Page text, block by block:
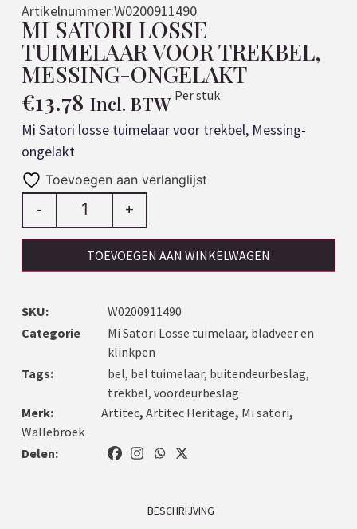
Artikelnummer:W0200911490
MI SATORI LOSSE
TUIMELAAR VOOR TREKBEL,
MESSING-ONGELAKT
€13.78 Incl. BTW Per stuk
Mi Satori losse tuimelaar voor trekbel, Messing-
ongelakt
Toevoegen aan verlanglijst
- +
TOEVOEGEN AAN WINKELWAGEN
SKU:
W0200911490
Categorie
Mi Satori Losse tuimelaar, bladveer en
klinkpen
Tags:
bel, bel tuimelaar, buitendeurbeslag,
trekbel, voordeurbeslag
Merk:
Artitec, Artitec Heritage, Mi satori,
Wallebroek
Delen:
BESCHRIJVING